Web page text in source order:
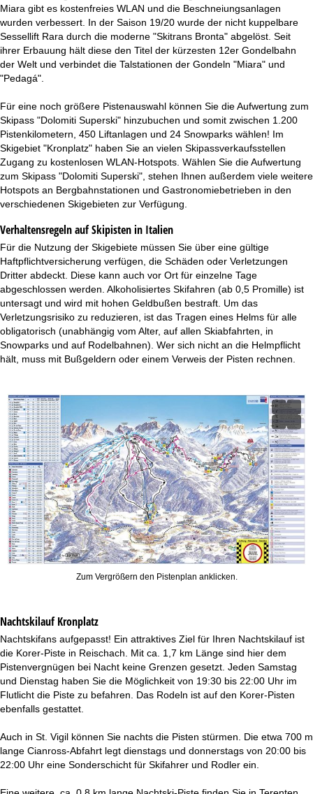
Miara gibt es kostenfreies WLAN und die Beschneiungsanlagen
wurden verbessert. In der Saison 19/20 wurde der nicht kuppelbare
Sessellift Rara durch die moderne "Skitrans Bronta" abgelöst. Seit
ihrer Erbauung hält diese den Titel der kürzesten 12er Gondelbahn
der Welt und verbindet die Talstationen der Gondeln "Miara" und
"Pedagá".
Für eine noch größere Pistenauswahl können Sie die Aufwertung zum
Skipass "Dolomiti Superski" hinzubuchen und somit zwischen 1.200
Pistenkilometern, 450 Liftanlagen und 24 Snowparks wählen! Im
Skigebiet "Kronplatz" haben Sie an vielen Skipassverkaufsstellen
Zugang zu kostenlosen WLAN-Hotspots. Wählen Sie die Aufwertung
zum Skipass "Dolomiti Superski", stehen Ihnen außerdem viele weitere
Hotspots an Bergbahnstationen und Gastronomiebetrieben in den
verschiedenen Skigebieten zur Verfügung.
Verhaltensregeln auf Skipisten in Italien
Für die Nutzung der Skigebiete müssen Sie über eine gültige
Haftpflichtversicherung verfügen, die Schäden oder Verletzungen
Dritter abdeckt. Diese kann auch vor Ort für einzelne Tage
abgeschlossen werden. Alkoholisiertes Skifahren (ab 0,5 Promille) ist
untersagt und wird mit hohen Geldbußen bestraft. Um das
Verletzungsrisiko zu reduzieren, ist das Tragen eines Helms für alle
obligatorisch (unabhängig vom Alter, auf allen Skiabfahrten, in
Snowparks und auf Rodelbahnen). Wer sich nicht an die Helmpflicht
hält, muss mit Bußgeldern oder einem Verweis der Pisten rechnen.
Zum Vergrößern den Pistenplan anklicken.
NachtskilaufKronplatz
Nachtskifans aufgepasst! Ein attraktives Ziel für Ihren Nachtskilauf ist
die Korer-Piste in Reischach. Mit ca. 1,7 km Länge sind hier dem
Pistenvergnügen bei Nacht keine Grenzen gesetzt. Jeden Samstag
und Dienstag haben Sie die Möglichkeit von 19:30 bis 22:00 Uhr im
Flutlicht die Piste zu befahren. Das Rodeln ist auf den Korer-Pisten
ebenfalls gestattet.
Auch in St. Vigil können Sie nachts die Pisten stürmen. Die etwa 700 m
lange Cianross-Abfahrt legt dienstags und donnerstags von 20:00 bis
22:00 Uhr eine Sonderschicht für Skifahrer und Rodler ein.